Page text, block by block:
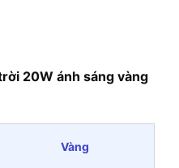
20W ánh sáng vàng
Vàng